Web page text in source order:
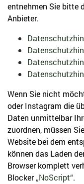
entnehmen Sie bitte
Anbieter.
Wenn Sie nicht
oder Instagram die
Daten unmittelbar
zuordnen, müssen
Website bei dem
können das Laden
Browser komplett
Blocker„NoScript“.